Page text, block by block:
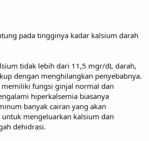
pada tingginya kadar kalsium darah
tidak lebih dari 11,5 mgr/dL darah,
dengan menghilangkan penyebabnya.
fungsi ginjal normal dan
hiperkalsemia biasanya
banyak cairan yang akan
mengeluarkan kalsium dan
dehidrasi.